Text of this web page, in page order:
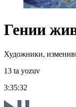
Гении
Художники,
13 ta yozuv
3:35:32